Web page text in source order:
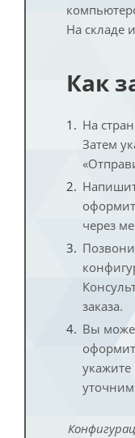
На складе
Как
На
Затем
через
заказа.
Вы